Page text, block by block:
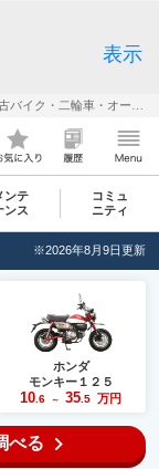
表示
ンテ
ンス
コミュ
ニティ
※2026年8月9日更新
ホンダ
モンキー１２５
10 .6 ～ 35 .5 万円
べる